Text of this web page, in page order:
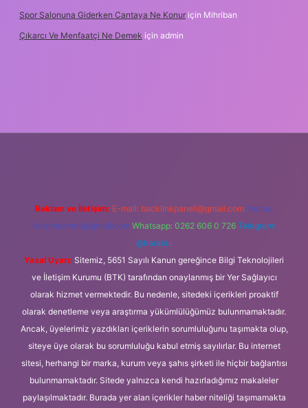
Spor Salonuna Giderken Cantaya Ne Konur için Mihriban
Çıkarcı Ve Menfaatçi Ne Demek için admin
Reklam ve İletişim: E-mail: backlinkpaneli@gmail.com Teams:
forumhizmeti@gmail.com Whatsapp: 0262 606 0 726 Telegram:
@karabul
Yasal Uyarı: Sitemiz, 5651 Sayılı Kanun gereğince Bilgi Teknolojileri
ve İletişim Kurumu (BTK) tarafından onaylanmış bir Yer Sağlayıcı
olarak hizmet vermektedir. Bu nedenle, sitedeki içerikleri proaktif
olarak denetleme veya araştırma yükümlülüğümüz bulunmamaktadır.
Ancak, üyelerimiz yazdıkları içeriklerin sorumluluğunu taşımakta olup,
siteye üye olarak bu sorumluluğu kabul etmiş sayılırlar. Bu internet
sitesi, herhangi bir marka, kurum veya şahıs şirketi ile hiçbir bağlantısı
bulunmamaktadır. Sitede yalnızca kendi hazırladığımız makaleler
paylaşılmaktadır. Burada yer alan içerikler haber niteliği taşımamakta